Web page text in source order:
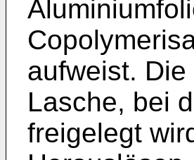
aufweist.
Lasche, bei
freigelegt